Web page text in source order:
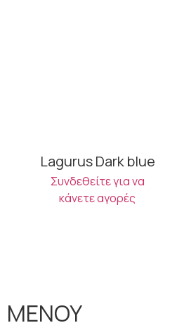
Lagurus Dark blue
Συνδεθείτε για να
κάνετε αγορές
ΜΕΝΟΥ